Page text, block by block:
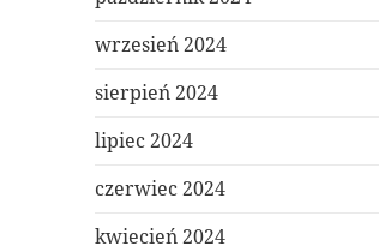
wrzesień 2024
sierpień 2024
lipiec 2024
czerwiec 2024
kwiecień 2024